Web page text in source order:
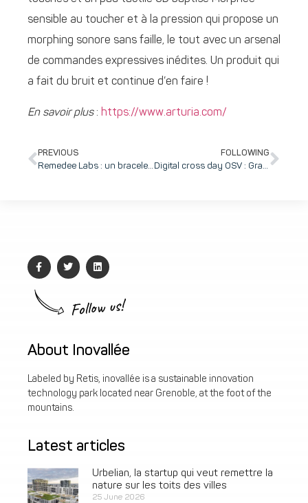
sensible au toucher et à la pression qui propose un
morphing sonore sans faille, le tout avec un arsenal
de commandes expressives inédites. Un produit qui
a fait du bruit et continue d’en faire !
En savoir plus: https://www.arturia.com/
PREVIOUS
Remedee Labs : un bracelet high-tech pour lutter contre la fibromyalgie
FOLLOWING
Digital cross day OSV : Graaly se hisse à la première place du podium
Follow us!
About Inovallée
Labeled by Retis, inovallée is a sustainable innovation
technology park located near Grenoble, at the foot of the
mountains.
Latest articles
Urbelian, la startup qui veut remettre la
nature sur les toits des villes
25 June 2026